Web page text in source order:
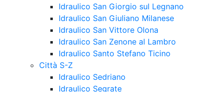
Idraulico San Giorgio sul Legnano
Idraulico San Giuliano Milanese
Idraulico San Vittore Olona
Idraulico San Zenone al Lambro
Idraulico Santo Stefano Ticino
Città S-Z
Idraulico Sedriano
Idraulico Segrate